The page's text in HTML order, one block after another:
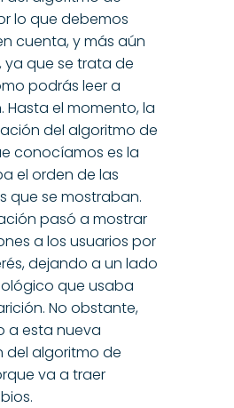
lo que debemos
cuenta, y más aún
ya que se trata de
podrás leer a
Hasta el momento, la
del algoritmo de
conocíamos es la
el orden de las
que se mostraban.
pasó a mostrar
a los usuarios por
dejando a un lado
que usaba
No obstante,
a esta nueva
del algoritmo de
va a traer